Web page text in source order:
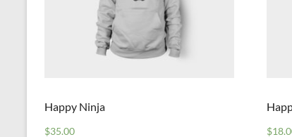
Happy Ninja
$35.00 $